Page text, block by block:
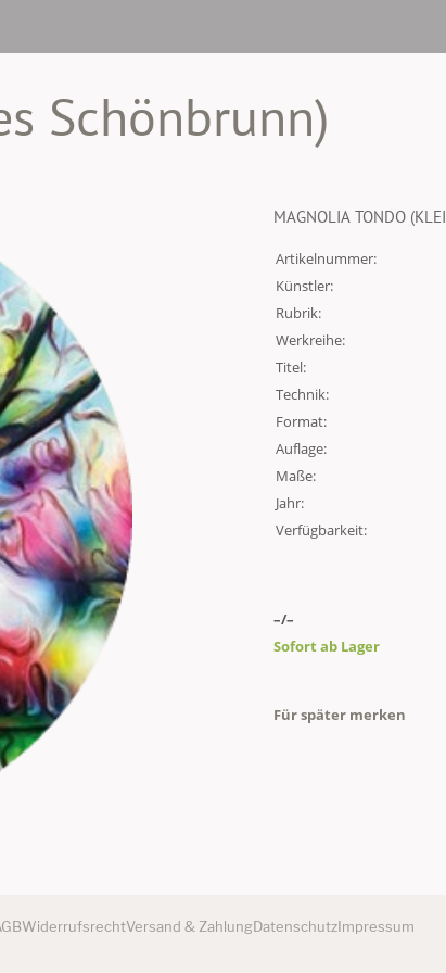
Schönbrunn)
MAGNOLIA TONDO
Artikelnummer:
Künstler:
Rubrik:
Werkreihe:
Titel:
Technik:
Format:
Auflage:
Maße:
Jahr:
Verfügbarkeit:
–/–
Sofort ab Lager
Für später merken
WiderrufsrechtVersand & ZahlungDatenschutzImpressum